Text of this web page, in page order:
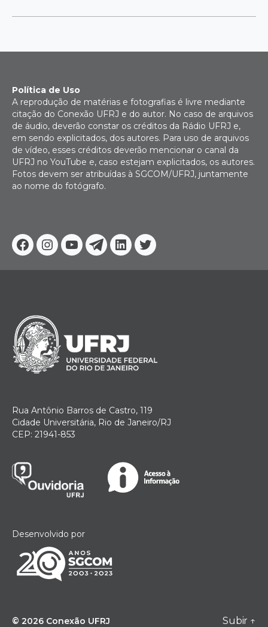
Facebook
Instagram
YoutubeTelegram
Linkedin
Twitter
Política de Uso
A reprodução de matérias e fotografias é livre mediante
citação do Conexão UFRJ e do autor. No caso de arquivos
de áudio, deverão constar os créditos da Rádio UFRJ e,
em sendo explicitados, dos autores. Para uso de arquivos
de vídeo, esses créditos deverão mencionar o canal da
UFRJ no YouTube e, caso estejam explicitados, os autores.
Fotos devem ser atribuídas à SGCOM/UFRJ, juntamente
ao nome do fotógrafo.
Rua Antônio Barros de Castro, 119
Cidade Universitária, Rio de Janeiro/RJ
CEP: 21941-853
Desenvolvido por
© 2026 Conexão UFRJ Subir ↑